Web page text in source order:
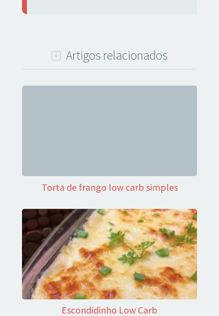
Artigos relacionados
Torta de frango low carb simples
Escondidinho Low Carb